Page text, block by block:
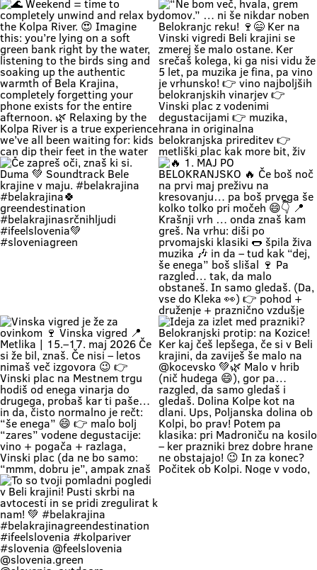
Zapri oči, globoko vdihni. Pri nas
čas teče počasneje. Duma si. 🌿
Soundtrack Bele krajine v juniju.
#belakrajina
#belakrajinasrčnihljudi
#kolpariver #rekakolpa
#belakrajinagreendestination
🚗 Zakaj bi vikend začel v koloni …
če ga lahk začneš s čofotom v
Kolpi? 🌊😎 Medtem ko eni na
avtocesti poslušajo “čez 300
metrov zastoj”, ti lahko že
namakaš noge v eni najlepših rek
pri nas. 💚 V Bela krajina mode: ✨
brez gužve ✨ brez živciranja ✨
brez pregrete pločevine ✨ pa z
veliko vode, sence in vikend kot
nekoč občutka Kolpa ima že
prijetnih 20+ °C, naravne plaže še
dihajo na izi, cesta do sem pa ni
stres test za živce. 😌 💡 Vikend
plan: kopalke ✔️ brisača ✔️ hladna
pijača ✔️ DARS drama ❌ 📍 Bela
krajina kliče. Pa ne po troblji. 😏
#BelaKrajina #Kolpa
#SloveniaOutdoor #FeelSlovenia
#Poletje Roadtrip Narava Kopanje
WeekendMood HiddenGem
SloveniaGreen
🌊 Weekend = time to completely
unwind and relax by the Kolpa
River. 😍 Imagine this: you’re lying
on a soft green bank right by the
water, listening to the birds sing
and soaking up the authentic
warmth of Bela Krajina, completely
forgetting your phone exists for
the entire afternoon. 🌿 Relaxing
by the Kolpa River is a true
Weather: a hot weekend is on the
way 👉 Time: warm May days (the
perfect time for your first
encounter with nature) 👉 Nature
+ a lounge chair in the shade +
your favorite people = a
combination that has never
disappointed Come see us. You
know where we are—the place
where time actually slows down
and your batteries recharge all on
their own. 💚
“Ne bom več, hvala, grem domov.”
… ni še nikdar noben Belokranjc
reku! 🍷😄 Ker na Vinski vigredi
Beli krajini se zmerej še malo
ostane. Ker srečaš kolega, ki ga
nisi vidu že 5 let, pa muzika je fina,
pa vino je vrhunsko! 👉 vino
najboljših belokranjskih vinarjev
👉 Vinski plac z vodenimi
degustacijami 👉 muzika, hrana in
originalna belokranjska prireditev
👉 metliški plac kak more bit, živ
in poln Če hočeš doživet Belo
krajino takšno, kot je zares —
prideš na Vigred. Za en večer.
Ostaneš pa še malo dlje. 😌🍇 Se
vidimo v Metliki! 🎥 Zavod za
turizem, kulturo, šport in mladino
Metlika #belakrajina #vinskavigred
#belakrajinasrčnihljudi #metlika
Če zapreš oči, znaš ki si. Duma 💚
Soundtrack Bele krajine v maju.
#belakrajina #belakrajina🍀
greendestination
#belakrajinasrčnihljudi
#ifeelslovenia💚 #sloveniagreen
🔥 1. MAJ PO BELOKRANJSKO 🔥
Če boš noč na prvi maj preživu na
kresovanju… pa boš prvega še
kolko tolko pri močeh 😄👇 📍
Krašnji vrh … onda znaš kam greš.
Na vrhu: diši po prvomajski klasiki
🌭 špila živa muzika 🎶 in da – tud
kak “dej, še enega” boš slišal 🍷
Pa razgled… tak, da malo
obstaneš. In samo gledaš. (Da,
vse do Kleka 👀) 👉 pohod +
druženje + praznično vzdušje 👉
za družine, prijatelje, pa malo
rekreacije (če že mora bit 😄) 👉
začetek maja, kot se šika Pridi gor.
Če ne zaradi pohoda… pa zaradi
nas, Belokranjcev 🙌 Se vidimo!
Vinska vigred je že za ovinkom 🍷
Vinska vigred 📍 Metlika | 15.–17.
maj 2026 Če si že bil, znaš. Če nisi
– letos nimaš več izgovora 😉 👉
Vinski plac na Mestnem trgu hodiš
od enega vinarja do drugega,
probaš kar ti paše… in da, čisto
normalno je rečt: “še enega” 😄
👉 malo bolj “zares” vodene
degustacije: vino + pogača +